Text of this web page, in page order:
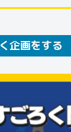
企画をする